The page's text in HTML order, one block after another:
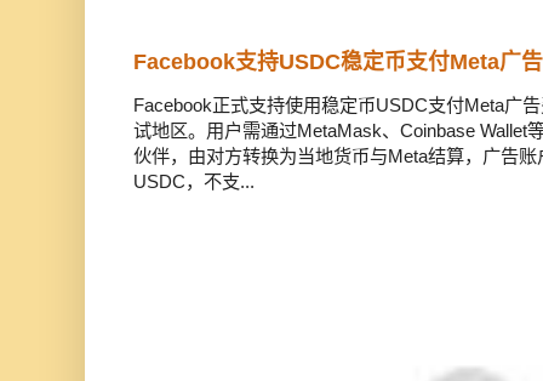
Facebook支持USDC稳定币支付Meta广
Facebook正式支持使用稳定币USDC支付Meta广
试地区。用户需通过MetaMask、Coinbase Wallet
伙伴，由对方转换为当地货币与Meta结算，广告
USDC，不支...